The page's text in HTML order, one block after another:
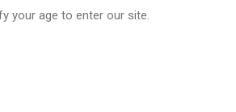
your age to enter our site.